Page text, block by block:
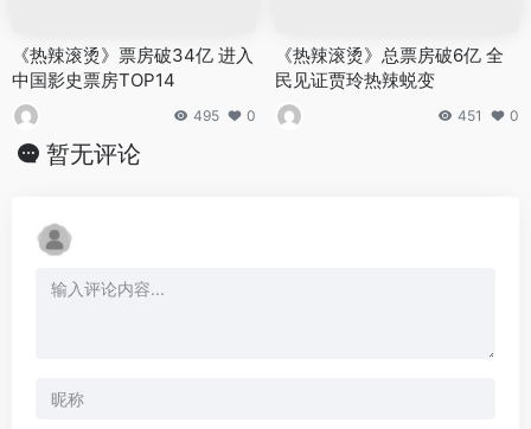
《热辣滚烫》票房破34亿 进入
中国影史票房TOP14
495 0
《热辣滚烫》总票房破6亿 全
民见证贾玲热辣蜕变
451 0
暂无评论